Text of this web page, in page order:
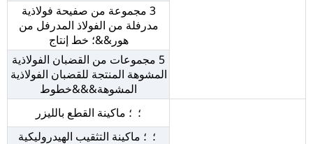
3 مجموعة من صفيحة فولاذية
مدرفلة من الفولاذ المدرفل من
هور&&؛ خط إنتاج
5 مجموعات من القضبان الفولاذية
المشوهة المنتجة للقضبان الفولاذية
المشوهة&&&خطوط
؛ ؛ ماكينة القطع بالليزر
؛ ؛ ماكينة التثقيب الهيدروليكية